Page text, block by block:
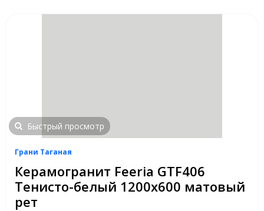
Быстрый просмотр
Грани Таганая
Керамогранит Feeria GTF406
Тенисто-белый 1200х600 матовый
рет